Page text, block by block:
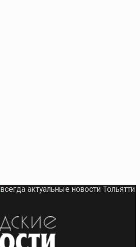
всегда актуальные новости Тольятти